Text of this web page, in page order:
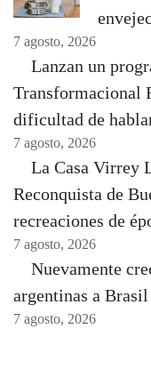
7 agosto, 2026
Lanzan un
Transformacional
dificultad de
7 agosto, 2026
La Casa Virrey
Reconquista de
recreaciones de
7 agosto, 2026
Nuevamente
argentinas a Brasil
7 agosto, 2026